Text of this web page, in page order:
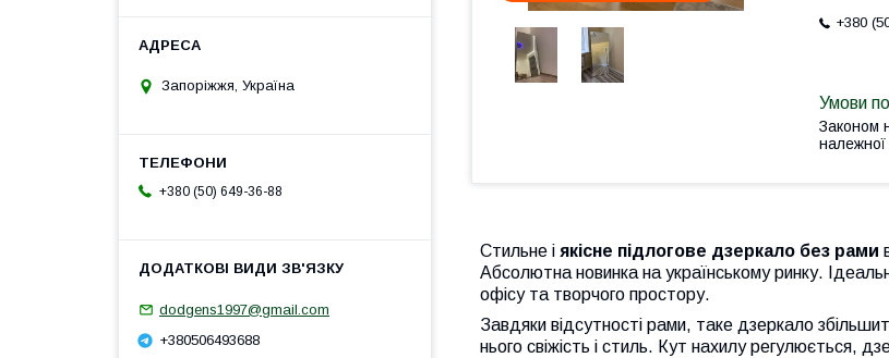
+380
Законом
належної
Стильне і якісне підлогове дзеркало без рами
Абсолютна новинка на українському ринку.
офісу та творчого простору.
Завдяки відсутності рами, таке дзеркало
нього свіжість і стиль. Кут нахилу регулюється,
Запоріжжя, Україна
+380 (50) 649-36-88
dodgens1997@gmail.com
+380506493688